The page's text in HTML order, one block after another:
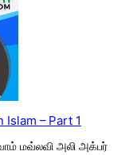
– Part 1
மவ்லவி அலி அக்பர்